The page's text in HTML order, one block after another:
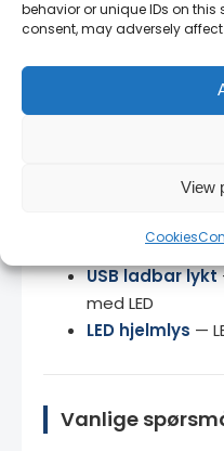
behavior or unique IDs on
consent, may adversely
View
Cookies
og kjenner
Relaterte
Portwest Ultra
USB ladbar lykt
med LED
LED hjelmlys —
Vanlige